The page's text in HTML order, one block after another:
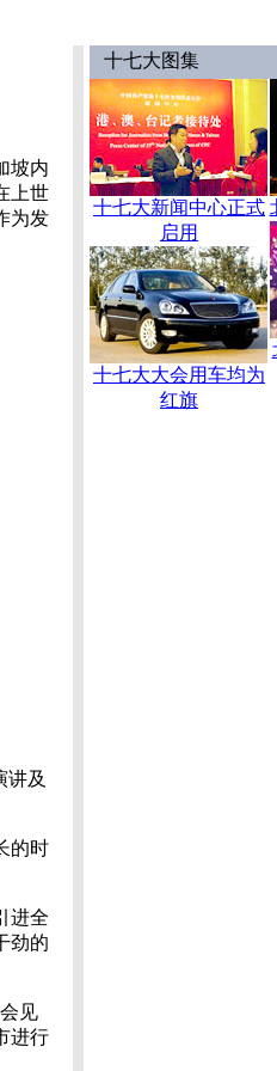
坡内
上世
为发
讲及
的时
进全
劲的
见
进行
十七大图集
十七大新闻中心正式
启用
十七大大会用车均为
红旗